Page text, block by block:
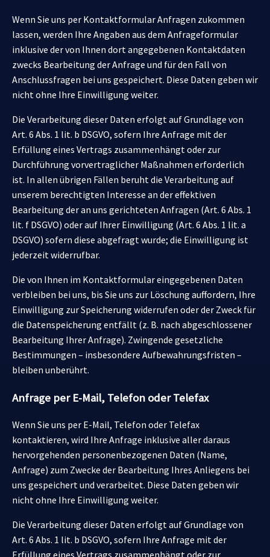
Wenn Sie uns per Kontaktformular Anfragen zukommen
lassen, werden Ihre Angaben aus dem Anfrageformular
inklusive der von Ihnen dort angegebenen Kontaktdaten
zwecks Bearbeitung der Anfrage und für den Fall von
Anschlussfragen bei uns gespeichert. Diese Daten geben wir
nicht ohne Ihre Einwilligung weiter.
Die Verarbeitung dieser Daten erfolgt auf Grundlage von
Art. 6 Abs. 1 lit. b DSGVO, sofern Ihre Anfrage mit der
Erfüllung eines Vertrags zusammenhängt oder zur
Durchführung vorvertraglicher Maßnahmen erforderlich
ist. In allen übrigen Fällen beruht die Verarbeitung auf
unserem berechtigten Interesse an der effektiven
Bearbeitung der an uns gerichteten Anfragen (Art. 6 Abs. 1
lit. f DSGVO) oder auf Ihrer Einwilligung (Art. 6 Abs. 1 lit. a
DSGVO) sofern diese abgefragt wurde; die Einwilligung ist
jederzeit widerrufbar.
Die von Ihnen im Kontaktformular eingegebenen Daten
verbleiben bei uns, bis Sie uns zur Löschung auffordern, Ihre
Einwilligung zur Speicherung widerrufen oder der Zweck für
die Datenspeicherung entfällt (z. B. nach abgeschlossener
Bearbeitung Ihrer Anfrage). Zwingende gesetzliche
Bestimmungen – insbesondere Aufbewahrungsfristen –
bleiben unberührt.
Anfrage per E-Mail, Telefon oder Telefax
Wenn Sie uns per E-Mail, Telefon oder Telefax
kontaktieren, wird Ihre Anfrage inklusive aller daraus
hervorgehenden personenbezogenen Daten (Name,
Anfrage) zum Zwecke der Bearbeitung Ihres Anliegens bei
uns gespeichert und verarbeitet. Diese Daten geben wir
nicht ohne Ihre Einwilligung weiter.
Die Verarbeitung dieser Daten erfolgt auf Grundlage von
Art. 6 Abs. 1 lit. b DSGVO, sofern Ihre Anfrage mit der